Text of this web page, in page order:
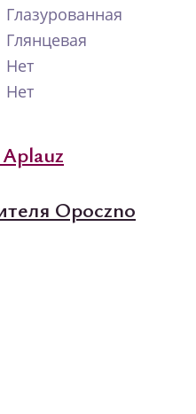
Глазурованная
Глянцевая
Нет
Нет
Aplauz
Opoczno